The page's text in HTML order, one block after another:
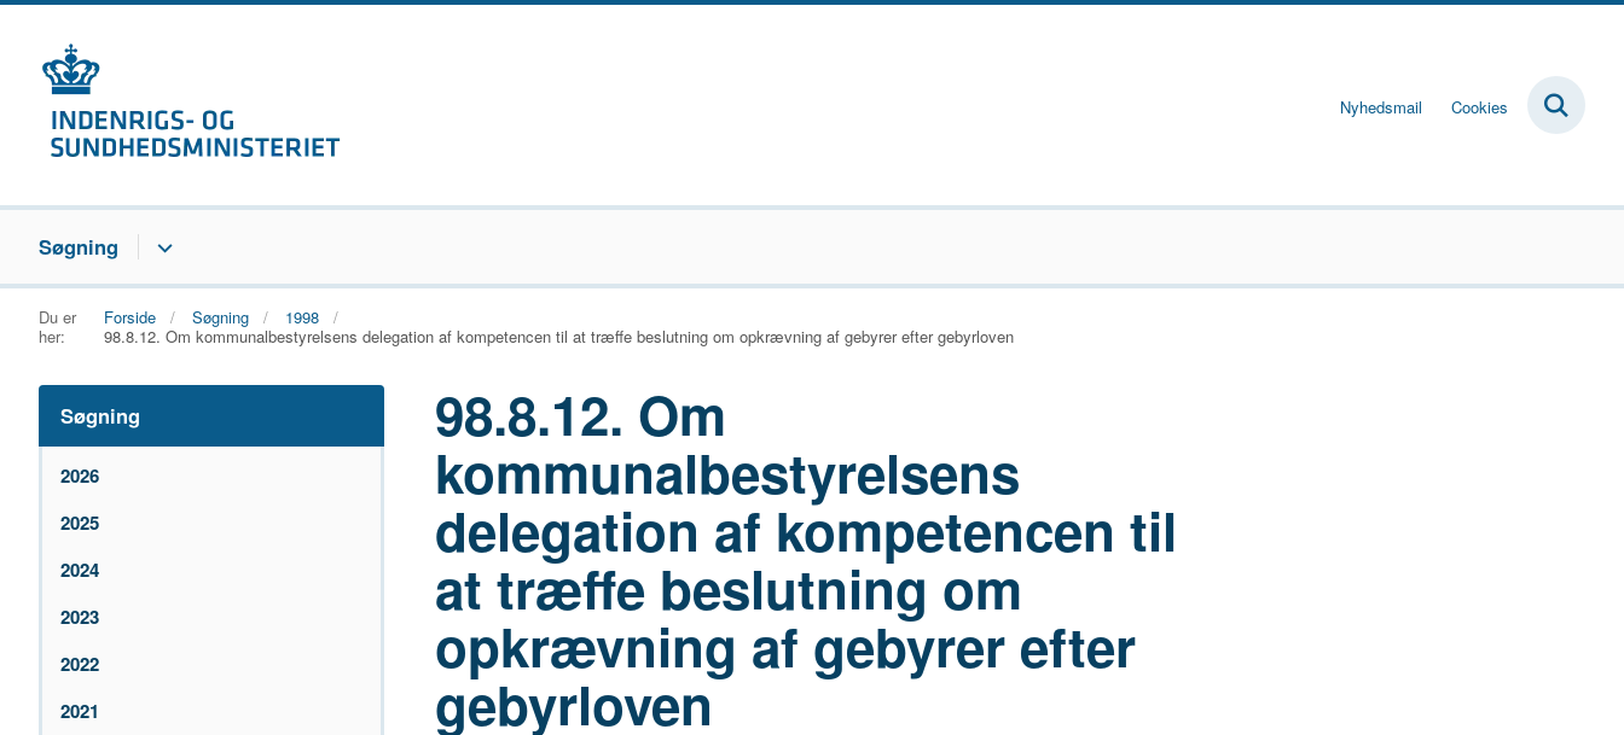
Nyhedsmail Cookies
Søgning
Du er
her:
Forside Søgning
1998
98.8.12. Om kommunalbestyrelsens delegation af kompetencen til at træffe beslutning om opkrævning af gebyrer efter gebyrloven
Søgning
2026
2025
2024
2023
2022
2021
98.8.12. Om
kommunalbestyrelsens
delegation af kompetencen til
at træffe beslutning om
opkrævning af gebyrer efter
gebyrloven